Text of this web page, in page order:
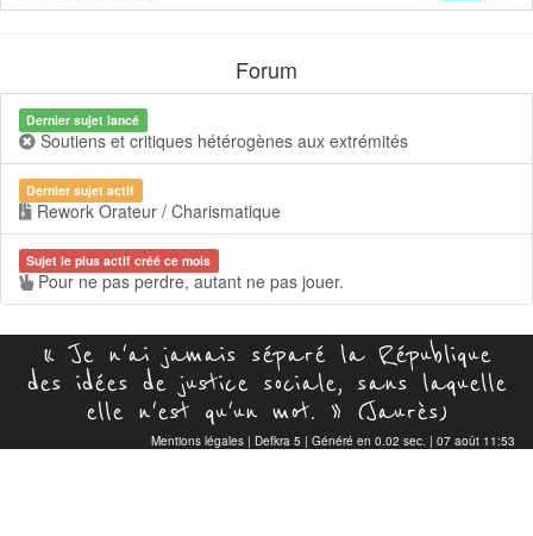
Forum
Dernier sujet lancé
Soutiens et critiques hétérogènes aux extrémités
Dernier sujet actif
Rework Orateur / Charismatique
Sujet le plus actif créé ce mois
Pour ne pas perdre, autant ne pas jouer.
« Je n'ai jamais séparé la République
des idées de justice sociale, sans laquelle
elle n'est qu'un mot. » (Jaurès)
Mentions légales | Defkra 5 | Généré en 0.02 sec. | 07 août 11:53